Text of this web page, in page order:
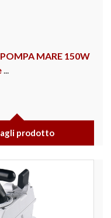
MARE 150W
...
prodotto